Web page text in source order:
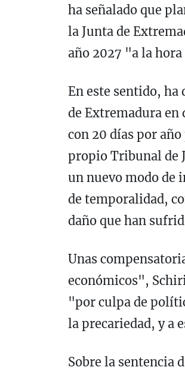
ha señalado que
la Junta de
año 2027 "a la
En este sentido, ha
de Extremadura en
con 20 días por
propio Tribunal de
un nuevo modo de
de temporalidad,
daño que han
Unas
económicos",
"por culpa de
la precariedad, y a
Sobre la sentencia